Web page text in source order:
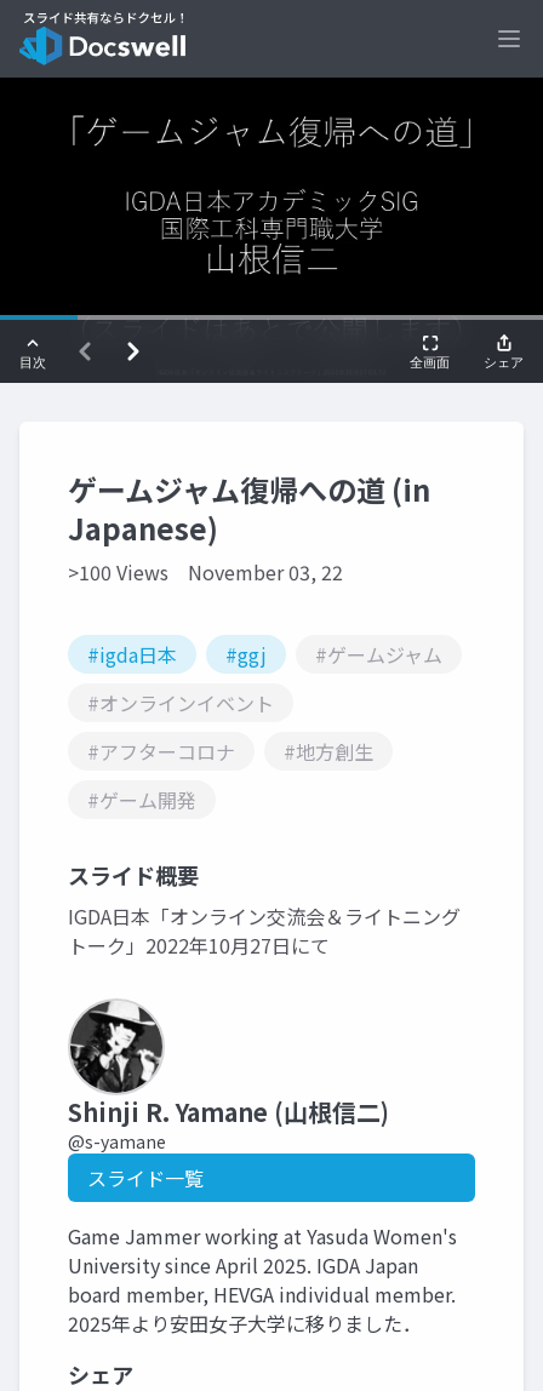
ゲームジャム復帰への道 (in
Japanese)
>100 Views November 03, 22
#igda日本 #ggj
#ゲームジャム
#オンラインイベント
#アフターコロナ
#地方創生
#ゲーム開発
スライド概要
IGDA日本「オンライン交流会＆ライトニング
トーク」2022年10月27日にて
Shinji R. Yamane (山根信二)
@s-yamane
スライド一覧
Game Jammer working at Yasuda Women's
University since April 2025. IGDA Japan
board member, HEVGA individual member.
2025年より安田女子大学に移りました．
シェア